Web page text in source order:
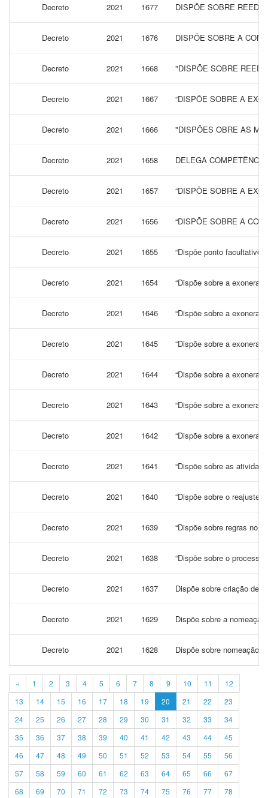
Decreto 2021 1677 DISPÕE SOBRE
Decreto 2021 1676 DISPÕE SOBRE A
Decreto 2021 1668 "DISPÕE SOBRE
Decreto 2021 1667 “DISPÕE SOBRE A
Decreto 2021 1666 "DISPÕES OBRE AS
Decreto 2021 1658 DELEGA
Decreto 2021 1657 “DISPÕE SOBRE A
Decreto 2021 1656 “DISPÕE SOBRE A
Decreto 2021 1655 “Dispõe ponto facultativo
Decreto 2021 1654 “Dispõe sobre a
Decreto 2021 1646 “Dispõe sobre a
Decreto 2021 1645 “Dispõe sobre a
Decreto 2021 1644 “Dispõe sobre a
Decreto 2021 1643 “Dispõe sobre a
Decreto 2021 1642 “Dispõe sobre a
Decreto 2021 1641 “Dispõe sobre as
Decreto 2021 1640 “Dispõe sobre o reajuste
Decreto 2021 1639 “Dispõe sobre regras no
Decreto 2021 1638 “Dispõe sobre o
Decreto 2021 1637 Dispõe sobre criação de
Decreto 2021 1629 Dispõe sobre a
Decreto 2021 1628 Dispõe sobre nomeação
« 1 2 3 4 5 6 7 8 9 10 11
12
13
14 15 16 17 18 19 20 21 22
23
24
25 26 27 28 29 30 31 32 33
34
35
36 37 38 39 40 41 42 43 44
45
46
47 48 49 50 51 52 53 54 55
56
57
58 59 60 61 62 63 64 65 66
67
68
69 70 71 72 73 74 75 76 77 78